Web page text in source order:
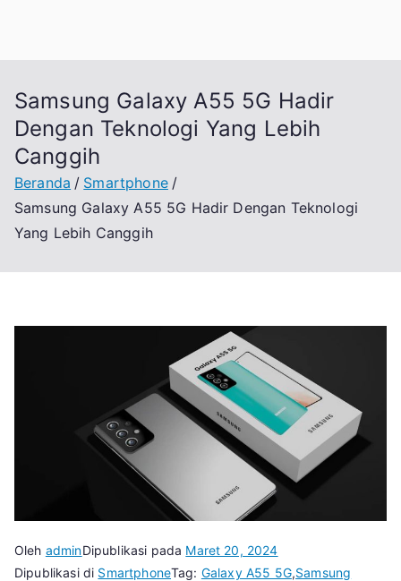
Samsung Galaxy A55 5G Hadir
Dengan Teknologi Yang Lebih
Canggih
Beranda
Smartphone
Samsung Galaxy A55 5G Hadir Dengan Teknologi
Yang Lebih Canggih
Oleh adminDipublikasi pada Maret 20, 2024
Dipublikasi di SmartphoneTag: Galaxy A55 5G,Samsung